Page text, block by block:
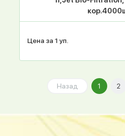
Цена за 1 уп.
Назад 1 2